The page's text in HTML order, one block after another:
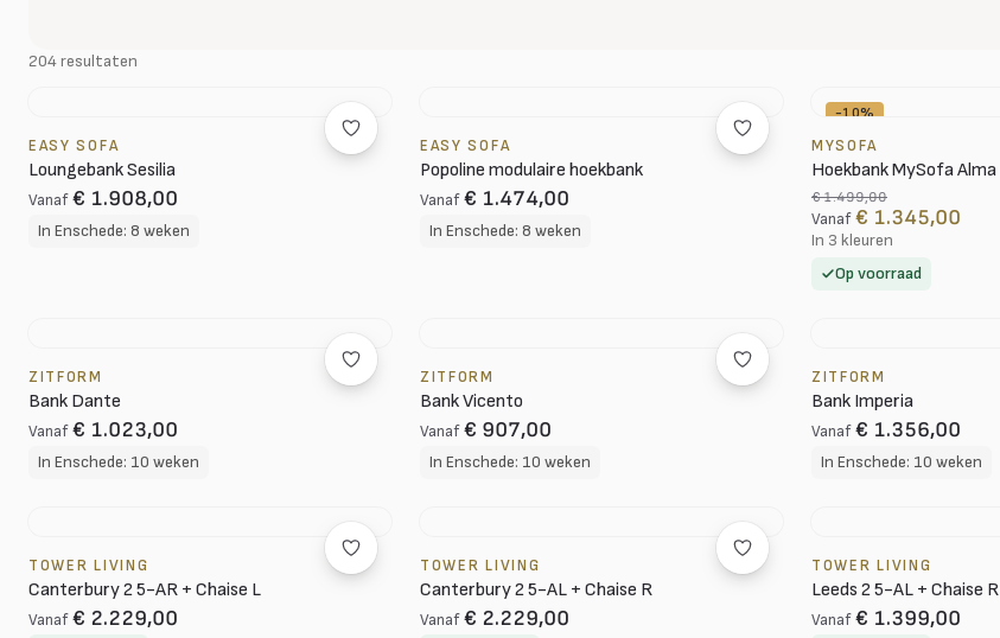
204 resultaten
EASY SOFA
Loungebank Sesilia
Vanaf € 1.908,00
In Enschede: 8 weken
EASY SOFA
Popoline modulaire hoekbank
Vanaf € 1.474,00
In Enschede: 8 weken
-10%
MYSOFA
Hoekbank MySofa Alma
€ 1.499,00
Vanaf € 1.345,00
In 3 kleuren
Op voorraad
ZITFORM
Bank Dante
Vanaf € 1.023,00
In Enschede: 10 weken
ZITFORM
Bank Vicento
Vanaf € 907,00
In Enschede: 10 weken
ZITFORM
Bank Imperia
Vanaf € 1.356,00
In Enschede: 10 weken
TOWER LIVING
Canterbury 2 5-AR + Chaise L
Vanaf € 2.229,00
TOWER LIVING
Canterbury 2 5-AL + Chaise R
Vanaf € 2.229,00
TOWER LIVING
Leeds 2 5-AL + Chaise R
Vanaf € 1.399,00